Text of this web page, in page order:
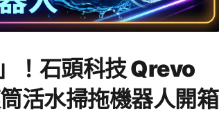
！石頭科技 Qrevo
活水掃拖機器人開箱